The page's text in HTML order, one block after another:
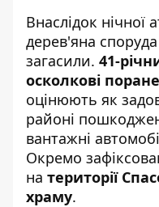
Внаслідок нічної
дерев'яна
загасили. 41-
осколкові
оцінюють як
районі
вантажні
Окремо
на території
храму.